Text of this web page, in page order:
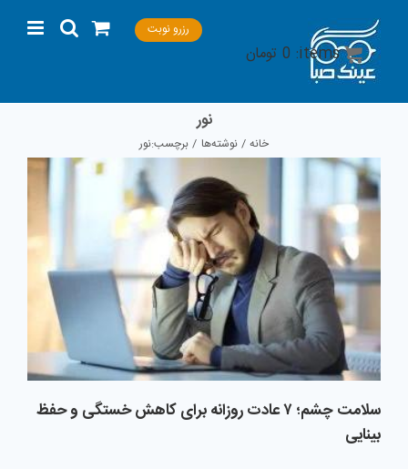
content
رزرو نوبت
نور
خانه نوشته‌ها برچسب:نور
سلامت چشم؛ ۷ عادت روزانه برای کاهش خستگی و حفظ
بینایی
items:
0 تومان